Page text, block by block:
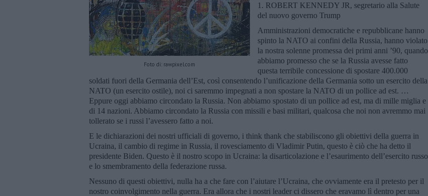
Foto di: rawpixel.com
1. ROBERT KENNEDY JR, segretario alla Salute
del nuovo governo Trump
Amministrazioni democratiche e repubblicane hanno
spinto la NATO ai confini della Russia, hanno violato
la nostra solenne promessa dei primi anni ’90, quando
abbiamo promesso che se la Russia avesse fatto
questa terribile concessione di spostare 400.000
soldati fuori della Germania dell’Est, così consentendo l’unificazione della Germania sotto un esercito della
NATO (un esercito ostile), noi ci saremmo impegnati a non spostare la NATO di un pollice ad est. …
Eppure oggi abbiamo circondato la Russia. Non abbiamo spostato di un pollice ad est, ma di mille miglia e
di 14 nazioni. Abbiamo circondato la Russia con missili e basi militari, qualcosa che noi non avremmo mai
tollerato se i russi l’avessero fatto a noi.
E le dichiarazioni dei nostri ufficiali di governo, i think thank che stabiliscono gli obiettivi della guerra in
Ucraina, il cambio di regime in Russia, il rovesciamento di Vladimir Putin, questo è ciò che ha detto il
presidente Biden. Questo è il nostro scopo in Ucraina: la disarticolazione e l’esaurimento dell’esercito russo
e lo smembramento della federazione russa.
Nessuno di questi obiettivi, nulla ha a che fare con l’aiutare l’Ucraina, che ovviamente era il pretesto per il
nostro coinvolgimento nella guerra. Era allora che i nostri leader ci dissero che eravamo lì dentro per una